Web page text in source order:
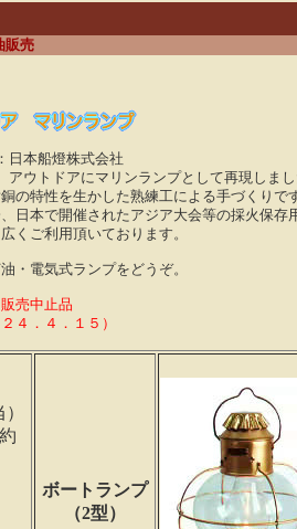
販売
日本船燈株式会社
ウトドアにマリンランプとして再現しまし
の特性を生かした熟練工による手づくりで
日本で開催されたアジア大会等の採火保存
くご利用頂いております。
・電気式ランプをどうぞ。
販売中止品
２４．４．１５）
ボートランプ
（2型）